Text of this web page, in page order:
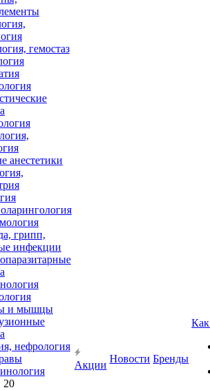
гемостаз
анестетики
грипп,
инфекции
и мышцы
нефрология
Акции
Новости Бренды